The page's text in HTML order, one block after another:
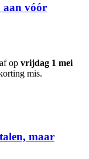
aan vóór
op vrijdag 1 mei
mis.
maar